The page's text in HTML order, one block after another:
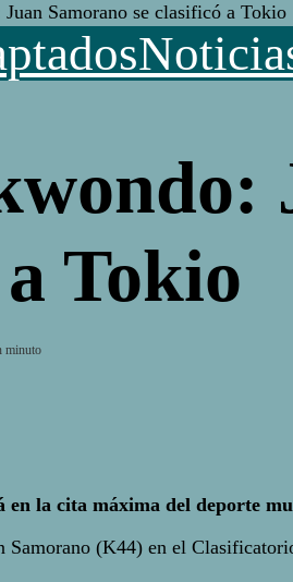
Juan Samorano se clasificó a Tokio
Tokio
minuto
en la cita máxima del deporte
Samorano (K44) en el